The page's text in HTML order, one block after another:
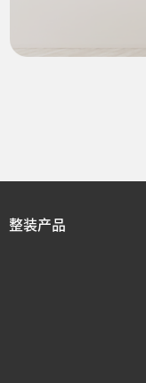
整装产品